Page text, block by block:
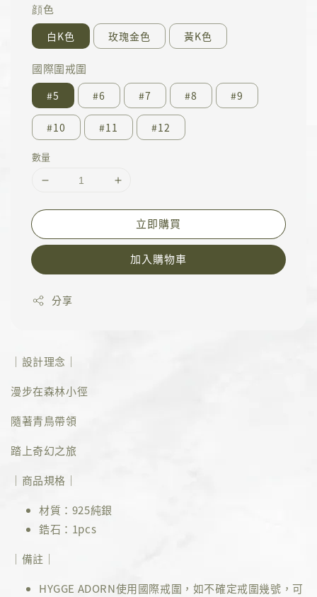
顔色
白K色 玫瑰金色 黃K色
國際圍戒圍
#5 #6 #7 #8 #9
#10 #11 #12
數量
立即購買
加入購物車
分享
｜設計理念｜
漫步在森林小徑
隨著青鳥帶領
踏上奇幻之旅
｜商品規格｜
材質：925純銀
鋯石：1pcs
｜備註｜
HYGGE ADORN使用國際戒圍，如不確定戒圍幾號，可